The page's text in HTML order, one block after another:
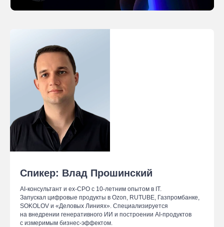
Спикер: Влад Прошинский
AI-консультант и ex-CPO с 10-летним опытом в IT.
Запускал цифровые продукты в Ozon, RUTUBE, Газпромбанке,
SOKOLOV и «Деловых Линиях». Специализируется
на внедрении генеративного ИИ и построении AI-продуктов
с измеримым бизнес-эффектом.